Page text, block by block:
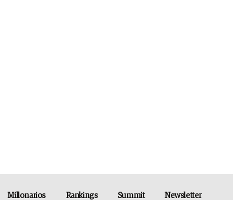
Millonarios Rankings Summit Newsletter